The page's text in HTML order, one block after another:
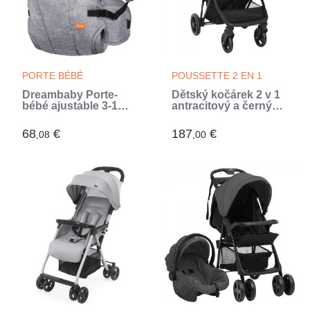
PORTE BÉBÉ
Dreambaby Porte-
bébé ajustable 3-1
nouveau-nés et les
enfants jusqu'a 15kg -
68,08 €
POUSSETTE 2 EN 1
Dětský kočárek 2 v 1
antracitový a černý
187,00 €